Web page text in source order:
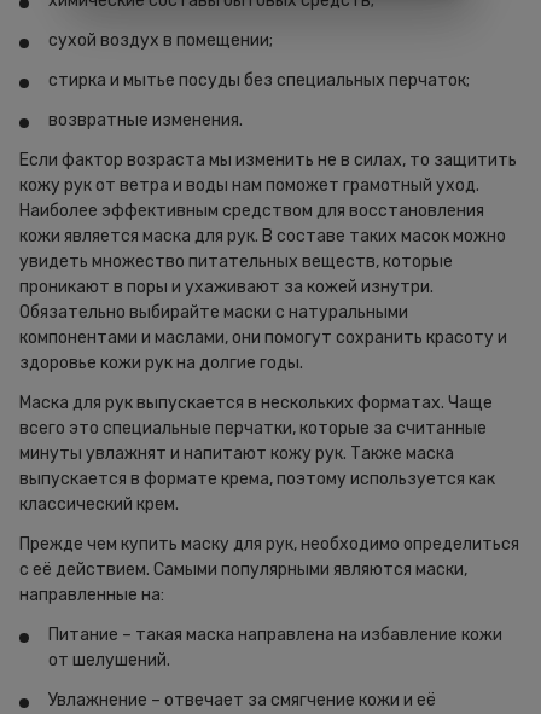
сухой воздух в помещении;
стирка и мытье посуды без специальных перчаток;
возвратные изменения.
Если фактор возраста мы изменить не в силах, то защитить
кожу рук от ветра и воды нам поможет грамотный уход.
Наиболее эффективным средством для восстановления
кожи является маска для рук. В составе таких масок можно
увидеть множество питательных веществ, которые
проникают в поры и ухаживают за кожей изнутри.
Обязательно выбирайте маски с натуральными
компонентами и маслами, они помогут сохранить красоту и
здоровье кожи рук на долгие годы.
Маска для рук выпускается в нескольких форматах. Чаще
всего это специальные перчатки, которые за считанные
минуты увлажнят и напитают кожу рук. Также маска
выпускается в формате крема, поэтому используется как
классический крем.
Прежде чем купить маску для рук, необходимо определиться
с её действием. Самыми популярными являются маски,
направленные на:
Питание – такая маска направлена на избавление кожи
от шелушений.
Увлажнение – отвечает за смягчение кожи и её